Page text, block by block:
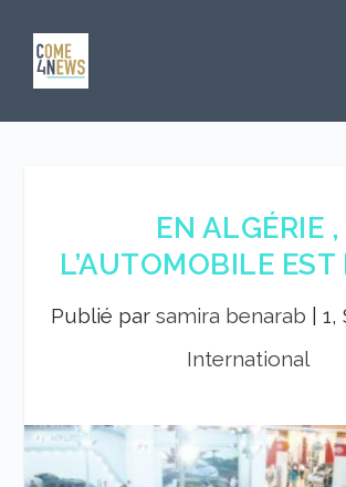
EN ALGÉRIE ,
L’AUTOMOBILE EST
Publié par samira benarab 1,
International